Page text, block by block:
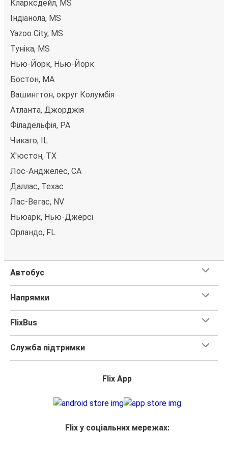
подорожі з кінцевим або початковим пунктом
призначення «Белзоні»
Забронювати квиток FlixBus — це легко. Бронювання
можна зробити на цьому веб-сайті або в
безкоштовному додатку FlixBus за кілька кліків.
Купуючи квиток онлайн для подорожі з кінцевим або
початковим пунктом призначення «Белзоні», ви
можете вибрати один із численних способів оплати,
як-от кредитна картка, PayPal, Google Pay або Apple
Pay. Також ви можете купити квиток за готівку у
водія або в касі.
Кларксдейл, MS
Індіанола, MS
Yazoo City, MS
Туніка, MS
Нью-Йорк, Нью-Йорк
Бостон, MA
Вашингтон, округ Колумбія
Атланта, Джорджія
Філадельфія, PA
Чикаго, IL
Х'юстон, TX
Лос-Анджелес, CA
Даллас, Техас
Лас-Вегас, NV
Ньюарк, Нью-Джерсі
Орландо, FL
Автобус
Напрямки
FlixBus
Служба підтримки
Flix App
Flix у соціальних мережах: